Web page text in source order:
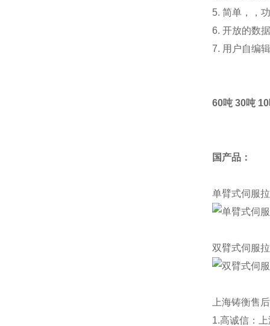
5. 简单，，
6. 开放的数
7. 用户自编
60吨 30吨
国产品：
单臂式伺服
双臂式伺服
上海铸衡售
1.高诚信：